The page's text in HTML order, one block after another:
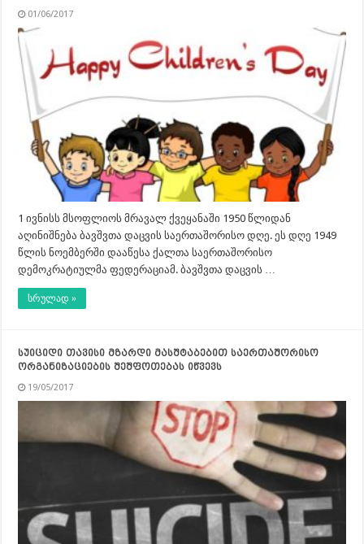
01/06/2017
1 ივნისს მსოფლიოს მრავალ ქვეყანაში 1950 წლიდან
აღინიშნება ბავშვთა დაცვის საერთაშორისო დღე. ეს დღე 1949
წლის ნოემბერში დააწესა ქალთა საერთაშორისო
დემოკრატიულმა ფედერაციამ. ბავშვთა დაცვის …
სრულად »
სუიციდი თავისი მზარდი მასშტაბებით საერთაშორისო
ორგანიზაციების შეშფოთებას იწვევს
19/05/2017